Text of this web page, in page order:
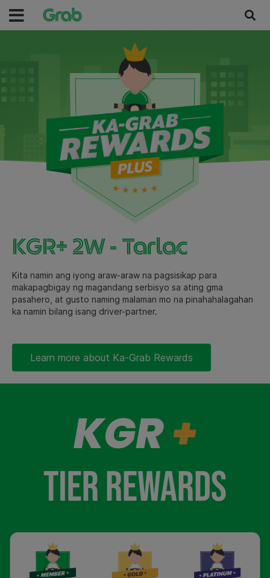
KGR+ 2W - Tarlac
Kita namin ang iyong araw-araw na pagsisikap para
makapagbigay ng magandang serbisyo sa ating gma
pasahero, at gusto naming malaman mo na pinahahalagahan
ka namin bilang isang driver-partner.
Learn more about Ka-Grab Rewards